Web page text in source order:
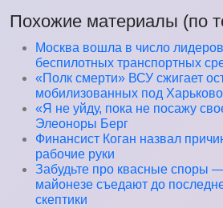
Похожие материалы (по
Москва вошла в число
беспилотных транспортных
«Полк смерти» ВСУ сжигает
мобилизованных под
«Я не уйду, пока не посажу
Элеоноры Берг
Финансист Коган назвал
рабочие руки
Забудьте про квасные споры
майонезе съедают до
скептики